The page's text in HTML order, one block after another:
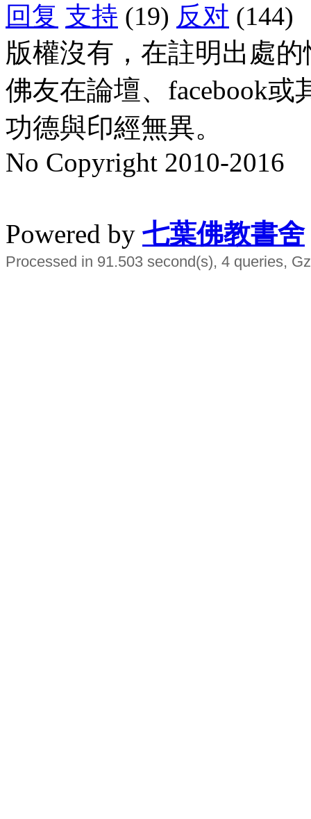
回复 支持 (19) 反对 (144)
版權沒有，在註明出處
佛友在論壇、facebook
功德與印經無異。
No Copyright 2010-2016
Powered by 七葉佛教書舍
Processed in 91.503 second(s), 4 queries,